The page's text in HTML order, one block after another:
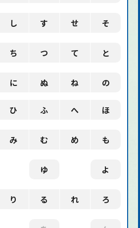
し す せ そ
ち つ て と
に ぬ ね の
ひ ふ へ ほ
み む め も
ゆ よ
り る れ ろ